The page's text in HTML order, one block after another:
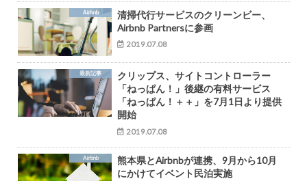
Airbnb
清掃代行サービスのクリーンビー、
Airbnb Partnersに参画
2019.07.08
最新記事
クリップス、サイトコントローラー
「ねっぱん！」後継の有料サービス
「ねっぱん！＋＋」を7月1日より提供
開始
2019.07.08
Airbnb
熊本県とAirbnbが連携、9月から10月
にかけてイベント民泊実施